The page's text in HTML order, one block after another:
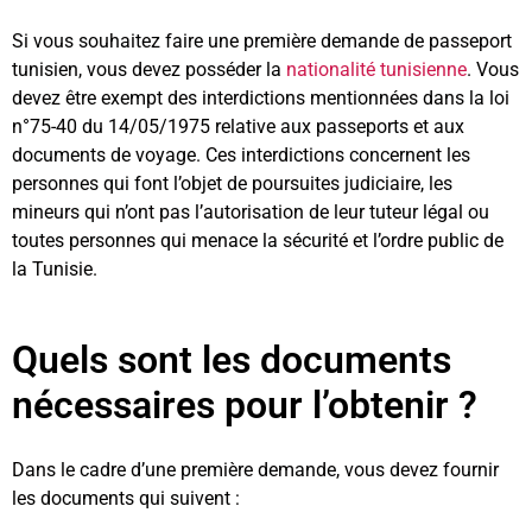
Si vous souhaitez faire une première demande de passeport
tunisien, vous devez posséder la nationalité tunisienne. Vous
devez être exempt des interdictions mentionnées dans la loi
n°75-40 du 14/05/1975 relative aux passeports et aux
documents de voyage. Ces interdictions concernent les
personnes qui font l’objet de poursuites judiciaire, les
mineurs qui n’ont pas l’autorisation de leur tuteur légal ou
toutes personnes qui menace la sécurité et l’ordre public de
la Tunisie.
Quels sont les documents
nécessaires pour l’obtenir ?
Dans le cadre d’une première demande, vous devez fournir
les documents qui suivent :